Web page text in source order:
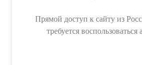
Прямой доступ к сайту из
требуется